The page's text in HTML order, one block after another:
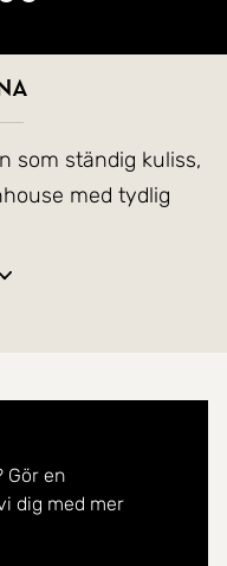
som ständig kuliss,
med tydlig
integritet och
varav det
eget en-suite
vardagsrum i
Gör en
dig med mer